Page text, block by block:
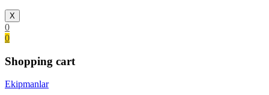
X
0
0
Shopping cart
Ekipmanlar